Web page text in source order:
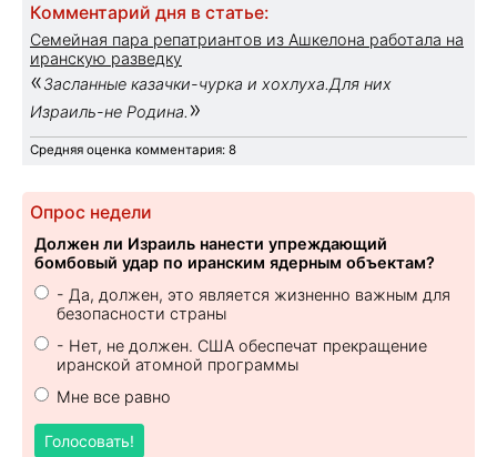
Комментарий дня в статье:
Семейная пара репатриантов из Ашкелона работала на
иранскую разведку
«Засланные казачки-чурка и хохлуха.Для них
Израиль-не Родина. »
Средняя оценка комментария: 8
Опрос недели
Должен ли Израиль нанести упреждающий
бомбовый удар по иранским ядерным объектам?
- Да, должен, это является жизненно важным для
безопасности страны
- Нет, не должен. США обеспечат прекращение
иранской атомной программы
Мне все равно
Голосовать!